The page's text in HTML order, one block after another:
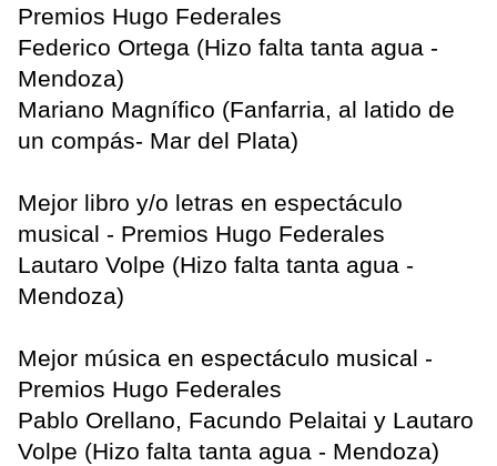
Premios Hugo Federales
Federico Ortega (Hizo falta tanta agua -
Mendoza)
Mariano Magnífico (Fanfarria, al latido de
un compás- Mar del Plata)
Mejor libro y/o letras en espectáculo
musical - Premios Hugo Federales
Lautaro Volpe (Hizo falta tanta agua -
Mendoza)
Mejor música en espectáculo musical -
Premios Hugo Federales
Pablo Orellano, Facundo Pelaitai y Lautaro
Volpe (Hizo falta tanta agua - Mendoza)